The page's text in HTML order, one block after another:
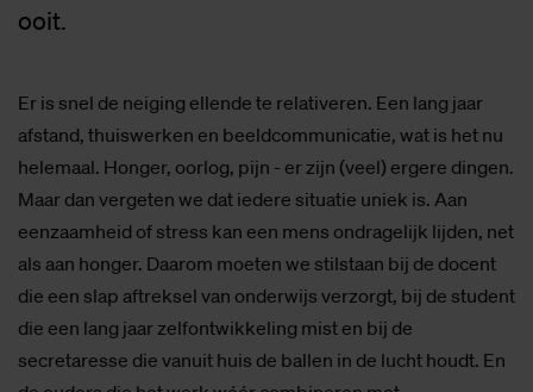
ooit.
Er is snel de neiging ellende te relativeren. Een lang jaar
afstand, thuiswerken en beeldcommunicatie, wat is het nu
helemaal. Honger, oorlog, pijn - er zijn (veel) ergere dingen.
Maar dan vergeten we dat iedere situatie uniek is. Aan
eenzaamheid of stress kan een mens ondragelijk lijden, net
als aan honger. Daarom moeten we stilstaan bij de docent
die een slap aftreksel van onderwijs verzorgt, bij de student
die een lang jaar zelfontwikkeling mist en bij de
secretaresse die vanuit huis de ballen in de lucht houdt. En